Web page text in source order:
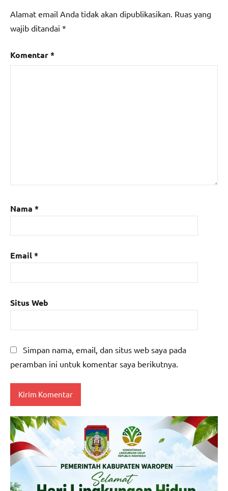
Alamat email Anda tidak akan dipublikasikan. Ruas yang
wajib ditandai *
Komentar*
Nama *
Email*
Situs Web
Simpan nama, email, dan situs web saya pada
peramban ini untuk komentar saya berikutnya.